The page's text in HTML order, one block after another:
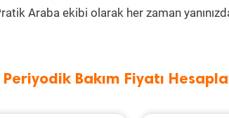
Araba ekibi olarak her zaman
Periyodik Bakım Fiyatı